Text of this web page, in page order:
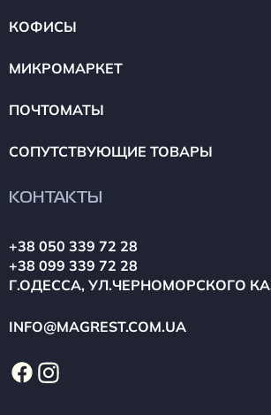
КОФИСЫ
МИКРОМАРКЕТ
ПОЧТОМАТЫ
СОПУТСТВУЮЩИЕ ТОВАРЫ
КОНТАКТЫ
+38 050 339 72 28
+38 099 339 72 28
Г.ОДЕССА, УЛ.ЧЕРНОМОРСКОГО
INFO@MAGREST.COM.UA